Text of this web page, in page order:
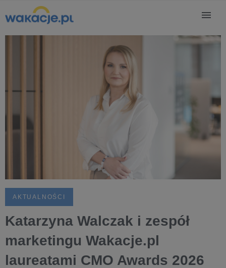
AKTUALNOŚCI
Katarzyna Walczak i zespół
marketingu Wakacje.pl
laureatami CMO Awards 2026